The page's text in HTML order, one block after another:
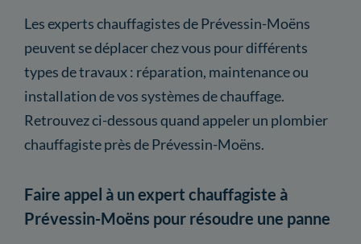
Les experts chauffagistes de Prévessin-Moëns
peuvent se déplacer chez vous pour différents
types de travaux : réparation, maintenance ou
installation de vos systèmes de chauffage.
Retrouvez ci-dessous quand appeler un plombier
chauffagiste près de Prévessin-Moëns.
Faire appel à un expert chauffagiste à
Prévessin-Moëns pour résoudre une panne